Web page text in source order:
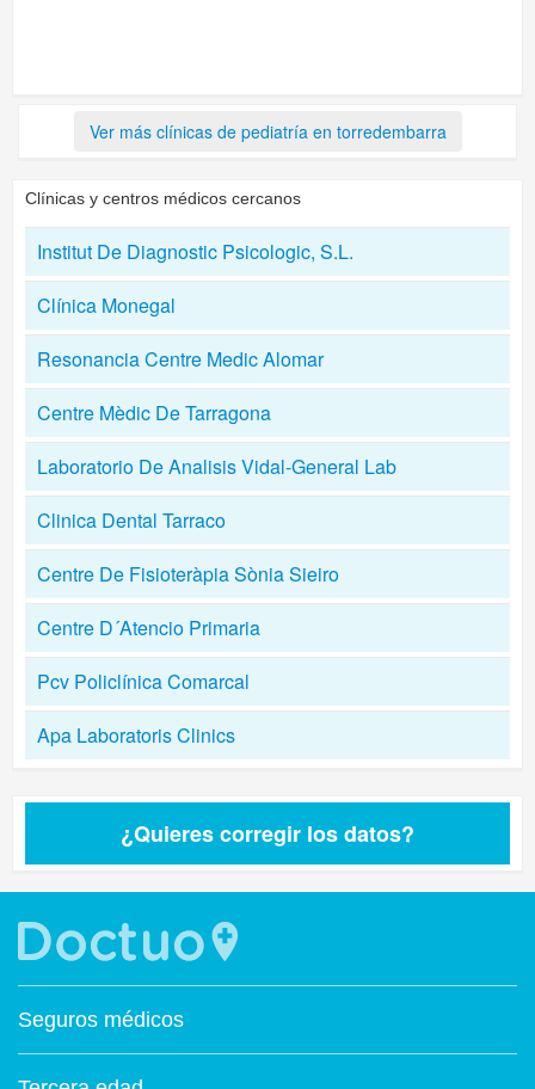
Ver más clínicas de pediatría en torredembarra
Clínicas y centros médicos cercanos
Institut De Diagnostic Psicologic, S.L.
Clínica Monegal
Resonancia Centre Medic Alomar
Centre Mèdic De Tarragona
Laboratorio De Analisis Vidal-General Lab
Clinica Dental Tarraco
Centre De Fisioteràpia Sònia Sieiro
Centre D´Atencio Primaria
Pcv Policlínica Comarcal
Apa Laboratoris Clinics
¿Quieres corregir los datos?
Seguros médicos